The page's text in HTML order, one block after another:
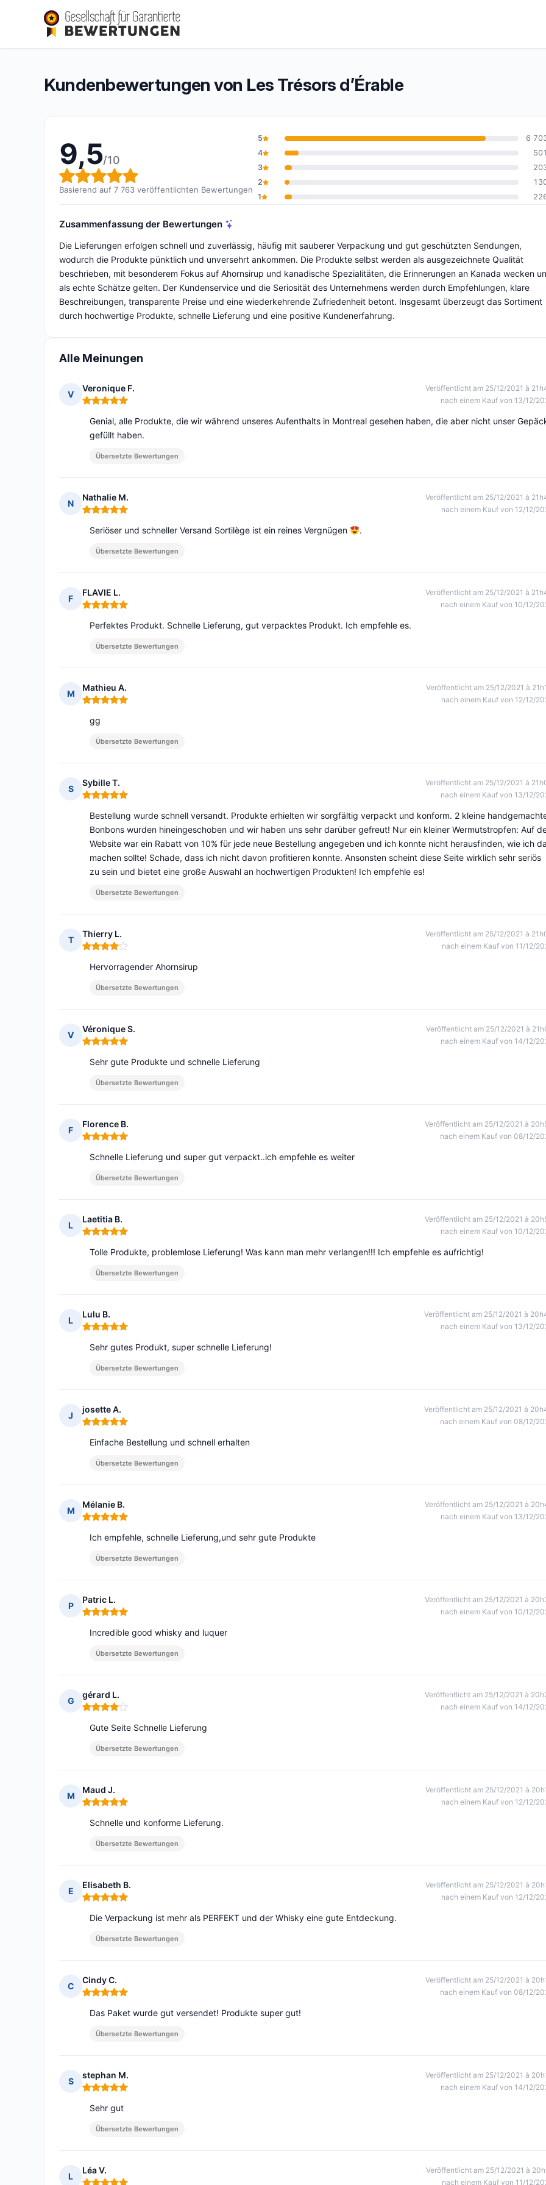
Les Trésors d’Érable
Gesamtbewertung: 9,5 von 10
9,5/10(7 763 Bewertungen)
Kundenbewertungen von Les Trésors d’Érable
9,5/10
Gesamtbewertung: 9,5 von 10
Basierend auf 7 763 veröffentlichten Bewertungen
5
6
4
501
3
2
1
Zusammenfassung der Bewertungen
Die Lieferungen erfolgen schnell und zuverlässig, häufig mit sauberer Verpackung und gut geschützten Sendungen,
wodurch die Produkte pünktlich und unversehrt ankommen. Die Produkte selbst werden als ausgezeichnete Qualität
beschrieben, mit besonderem Fokus auf Ahornsirup und kanadische Spezialitäten, die Erinnerungen an Kanada wecken
als echte Schätze gelten. Der Kundenservice und die Seriosität des Unternehmens werden durch Empfehlungen, klare
Beschreibungen, transparente Preise und eine wiederkehrende Zufriedenheit betont. Insgesamt überzeugt das Sortiment
durch hochwertige Produkte, schnelle Lieferung und eine positive Kundenerfahrung.
Alle Meinungen
V
Veronique F.
Hinweis: 5 von 5
Veröffentlicht am 25/12/2021 à
nach einem Kauf von 13/12/
Genial, alle Produkte, die wir während unseres Aufenthalts in Montreal gesehen haben, die aber nicht unser
gefüllt haben.
Übersetzte Bewertungen
N
Nathalie M.
Hinweis: 5 von 5
Veröffentlicht am 25/12/2021 à
nach einem Kauf von 12/12/
Seriöser und schneller Versand Sortilège ist ein reines Vergnügen .
Übersetzte Bewertungen
F
FLAVIE L.
Hinweis: 5 von 5
Veröffentlicht am 25/12/2021 à
nach einem Kauf von 10/12/
Perfektes Produkt. Schnelle Lieferung, gut verpacktes Produkt. Ich empfehle es.
Übersetzte Bewertungen
M
Mathieu A.
Hinweis: 5 von 5
Veröffentlicht am 25/12/2021 à
nach einem Kauf von 12/12/
gg
Übersetzte Bewertungen
S
Sybille T.
Hinweis: 5 von 5
Veröffentlicht am 25/12/2021 à
nach einem Kauf von 13/12/
Bestellung wurde schnell versandt. Produkte erhielten wir sorgfältig verpackt und konform. 2 kleine
Bonbons wurden hineingeschoben und wir haben uns sehr darüber gefreut! Nur ein kleiner Wermutstropfen: Auf
Website war ein Rabatt von 10% für jede neue Bestellung angegeben und ich konnte nicht herausfinden, wie ich
machen sollte! Schade, dass ich nicht davon profitieren konnte. Ansonsten scheint diese Seite wirklich sehr seriös
zu sein und bietet eine große Auswahl an hochwertigen Produkten! Ich empfehle es!
Übersetzte Bewertungen
T
Thierry L.
Hinweis: 4 von 5
Veröffentlicht am 25/12/2021 à
nach einem Kauf von 11/12/
Hervorragender Ahornsirup
Übersetzte Bewertungen
V
Véronique S.
Hinweis: 5 von 5
Veröffentlicht am 25/12/2021 à
nach einem Kauf von 14/12/
Sehr gute Produkte und schnelle Lieferung
Übersetzte Bewertungen
F
Florence B.
Hinweis: 5 von 5
Veröffentlicht am 25/12/2021 à
nach einem Kauf von 08/12/
Schnelle Lieferung und super gut verpackt..ich empfehle es weiter
Übersetzte Bewertungen
L
Laetitia B.
Hinweis: 5 von 5
Veröffentlicht am 25/12/2021 à
nach einem Kauf von 10/12/
Tolle Produkte, problemlose Lieferung! Was kann man mehr verlangen!!! Ich empfehle es aufrichtig!
Übersetzte Bewertungen
L
Lulu B.
Hinweis: 5 von 5
Veröffentlicht am 25/12/2021 à
nach einem Kauf von 13/12/
Sehr gutes Produkt, super schnelle Lieferung!
Übersetzte Bewertungen
J
josette A.
Hinweis: 5 von 5
Veröffentlicht am 25/12/2021 à
nach einem Kauf von 08/12/
Einfache Bestellung und schnell erhalten
Übersetzte Bewertungen
M
Mélanie B.
Hinweis: 5 von 5
Veröffentlicht am 25/12/2021 à
nach einem Kauf von 13/12/
Ich empfehle, schnelle Lieferung,und sehr gute Produkte
Übersetzte Bewertungen
P
Patric L.
Hinweis: 5 von 5
Veröffentlicht am 25/12/2021 à
nach einem Kauf von 10/12/
Incredible good whisky and luquer
Übersetzte Bewertungen
G
gérard L.
Hinweis: 4 von 5
Veröffentlicht am 25/12/2021 à
nach einem Kauf von 14/12/
Gute Seite Schnelle Lieferung
Übersetzte Bewertungen
M
Maud J.
Hinweis: 5 von 5
Veröffentlicht am 25/12/2021 à
nach einem Kauf von 12/12/
Schnelle und konforme Lieferung.
Übersetzte Bewertungen
E
Elisabeth B.
Hinweis: 5 von 5
Veröffentlicht am 25/12/2021 à
nach einem Kauf von 12/12/
Die Verpackung ist mehr als PERFEKT und der Whisky eine gute Entdeckung.
Übersetzte Bewertungen
C
Cindy C.
Hinweis: 5 von 5
Veröffentlicht am 25/12/2021 à
nach einem Kauf von 08/12/
Das Paket wurde gut versendet! Produkte super gut!
Übersetzte Bewertungen
S
stephan M.
Hinweis: 5 von 5
Veröffentlicht am 25/12/2021 à
nach einem Kauf von 14/12/
Sehr gut
Übersetzte Bewertungen
L
Léa V.
Veröffentlicht am 25/12/2021 à
nach einem Kauf von 11/12/